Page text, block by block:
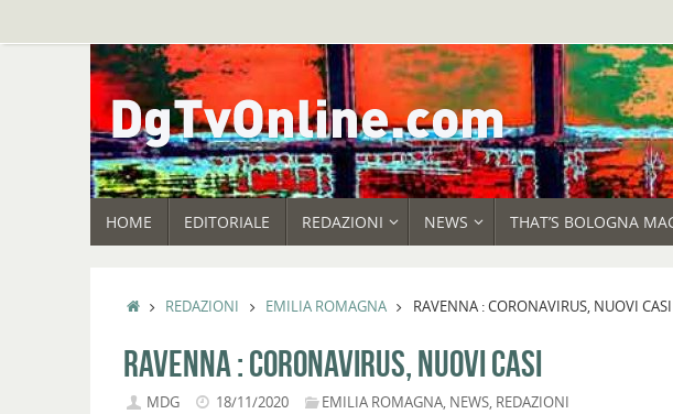
HOME EDITORIALE REDAZIONI NEWS THAT’S BOLOGNA
HOMEREDAZIONI EMILIA ROMAGNA RAVENNA : CORONAVIRUS, NUOVI CASI
RAVENNA : CORONAVIRUS, NUOVI CASI
MDG 18/11/2020 EMILIA ROMAGNA, NEWS, REDAZIONI